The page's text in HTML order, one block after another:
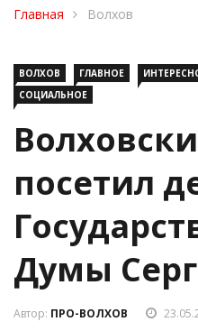
СОЦИАЛЬНОЕ
посетил
Думы